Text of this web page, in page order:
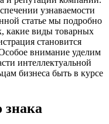
узнаваемости
статье мы подробно
какие виды товарных
становится
внимание уделим
интеллектуальной
бизнеса быть в курсе
знака